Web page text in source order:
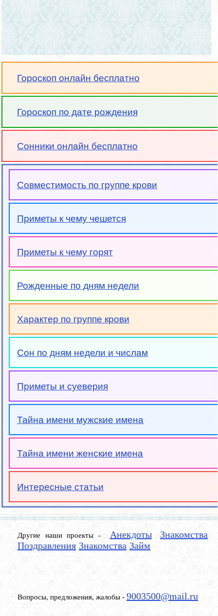
Гороскоп онлайн бесплатно
Гороскоп по дате рождения
Сонники онлайн бесплатно
Совместимость по группе крови
Приметы к чему чешется
Приметы к чему горят
Рожденные по дням недели
Характер по группе крови
Сон по дням недели и числам
Приметы и суеверия
Тайна имени мужские имена
Тайна имени женские имена
Интересные статьи
Другие наши проекты - Анекдоты
Знакомства
Поздравления Знакомства Займ
Вопросы, предложения, жалобы - 9003500@mail.ru